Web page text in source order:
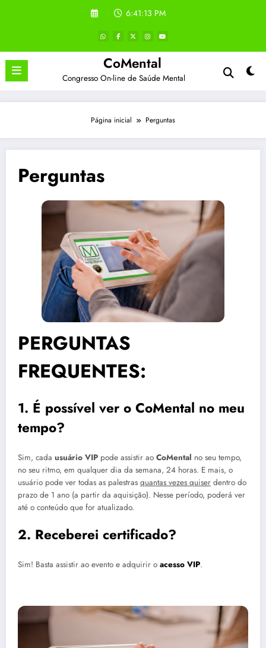
6:41:13 PM
CoMental
Congresso On-line de Saúde Mental
Página inicial Perguntas
Perguntas
PERGUNTAS
FREQUENTES:
1. É possível ver o CoMental no meu
tempo?
Sim, cada usuário VIP pode assistir ao CoMental no seu tempo,
no seu ritmo, em qualquer dia da semana, 24 horas. E mais, o
usuário pode ver todas as palestras quantas vezes quiser dentro do
prazo de 1 ano (a partir da aquisição). Nesse período, poderá ver
até o conteúdo que for atualizado.
2. Receberei certificado?
Sim! Basta assistir ao evento e adquirir o acesso VIP.